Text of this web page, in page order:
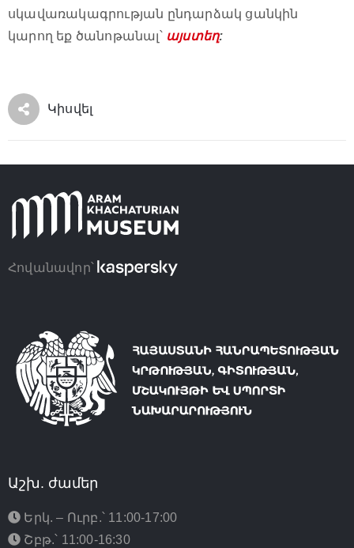
սկավառակագրության ընդարձակ ցանկին
կարող եք ծանոթանալ՝ այստեղ:
Կիսվել
Հովանավոր՝
Աշխ. ժամեր
Երկ. – Ուրբ.՝ 11:00-17:00
Շբթ.՝ 11:00-16:30